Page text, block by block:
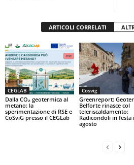
ARTICOLI CORRELATI
CEGLAB
Dalla CO₂ geotermica al
metano: la
sperimentazione di RSE e
CoSviG presso il CEGLab
Cosvig
Greenreport:
Belforte rinasce col
teleriscaldamento:
Radicondoli in festa
agosto